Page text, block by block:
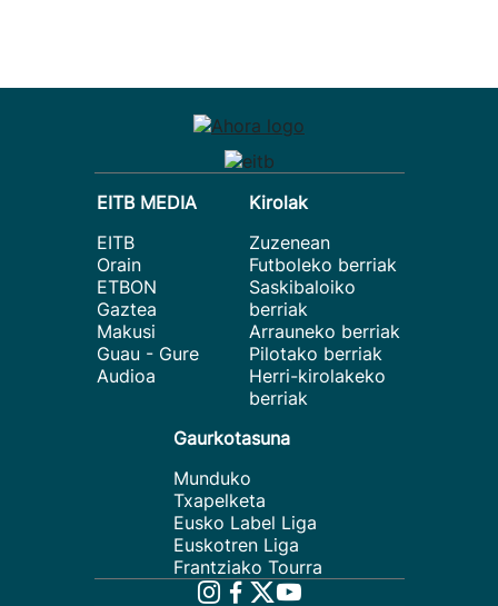
EITB MEDIA
EITB
Orain
ETBON
Gaztea
Makusi
Guau - Gure
Audioa
Kirolak
Zuzenean
Futboleko berriak
Saskibaloiko
berriak
Arrauneko berriak
Pilotako berriak
Herri-kirolakeko
berriak
Gaurkotasuna
Munduko
Txapelketa
Eusko Label Liga
Euskotren Liga
Frantziako Tourra